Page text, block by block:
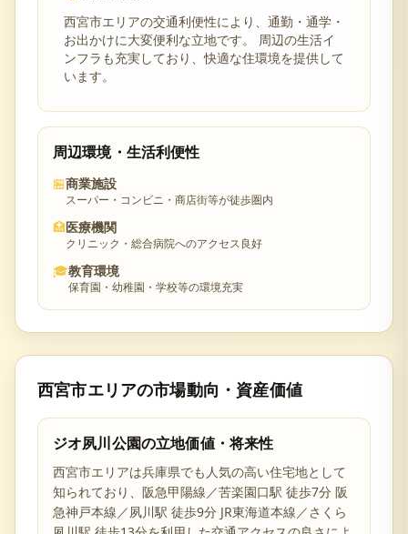
西宮市エリアの交通利便性により、通勤・通学・
お出かけに大変便利な立地です。 周辺の生活イ
ンフラも充実しており、快適な住環境を提供して
います。
周辺環境・生活利便性
🏪商業施設
スーパー・コンビニ・商店街等が徒歩圏内
🏥医療機関
クリニック・総合病院へのアクセス良好
🎓教育環境
保育園・幼稚園・学校等の環境充実
西宮市エリアの市場動向・資産価値
ジオ夙川公園の立地価値・将来性
西宮市エリアは兵庫県でも人気の高い住宅地として
知られており、 阪急甲陽線／苦楽園口駅 徒歩7分 阪
急神戸本線／夙川駅 徒歩9分 JR東海道本線／さくら